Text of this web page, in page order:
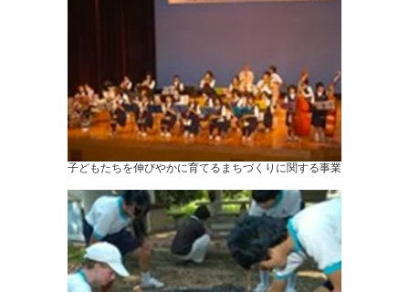
子どもたちを伸びやかに育てるまちづくりに関する事業